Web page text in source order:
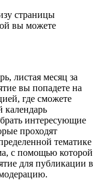
страницы
вы можете
листая месяц за
вы попадете на
где сможете
календарь
интересующие
проходят
тематике
с помощью которой
для публикации в